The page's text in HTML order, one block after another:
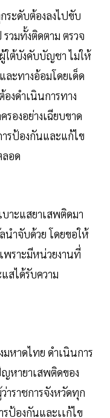
ะดับต้องลงไปขับ
วมทั้งติดตาม ตรวจ
ใต้บังคับบัญชา ไม่ให้
ละทางอ้อมโดยเด็ด
งดําเนินการทาง
องอย่างเฉียบขาด
รป้องกันและแก้ไข
ลอด
าะแสยาเสพติดมา
นำจับด้วย โดยขอให้
พราะมีหน่วยงานที่
สได้รับความ
มหาดไทย ดำเนินการ
หายาเสพติดของ
าราชการจังหวัดทุก
รป้องกันและเเก้ไข